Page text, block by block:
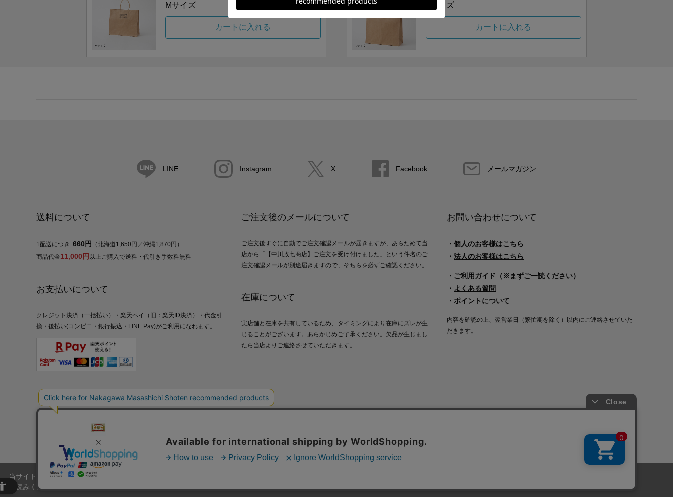
Mサイズ
カートに入れる
Lサイズ
カートに入れる
LINE Instagram X Facebook メールマガジン
送料について
1配送につき: 660円
（北海道1,650円／沖縄1,870円）
商品代金11,000円 以上ご購入で送料・代引き手数料無料
お支払いについて
クレジット決済（一括払い）・楽天ペイ（旧：楽天ID決済）・代金引
換・後払い(コンビニ・銀行振込・LINE Pay)がご利用になれます。
ご注文後のメールについて
ご注文後すぐに自動でご注文確認メールが届きますが、あらためて当
店から「【中川政七商店】ご注文を受け付けました」という件名のご
注文確認メールが別途届きますので、そちらを必ずご確認ください。
在庫について
実店舗と在庫を共有しているため、タイミングにより在庫にズレが生
じることがございます。あらかじめご了承ください。欠品が生じまし
たら当店よりご連絡させていただきます。
お問い合わせについて
・ 個人のお客様はこちら
・ 法人のお客様はこちら
・ ご利用ガイド（※まずご一読ください）
・ よくある質問
・ ポイントについて
内容を確認の上、翌営業日（繁忙期を除く）以内にご連絡させていた
だきます。
プライバシーポリシー
当サイトでは、当サイト内における閲覧履歴・属性情報などの取得および利便性向上のためにクッキー（Cookie）を使用いたします。詳細に関しては「
お読みください。